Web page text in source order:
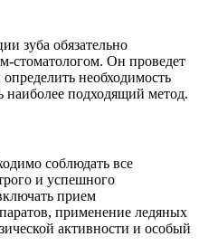
зуба обязательно
стоматологом. Он проведет
необходимость
подходящий метод.
соблюдать все
и успешного
прием
применение ледяных
активности и особый